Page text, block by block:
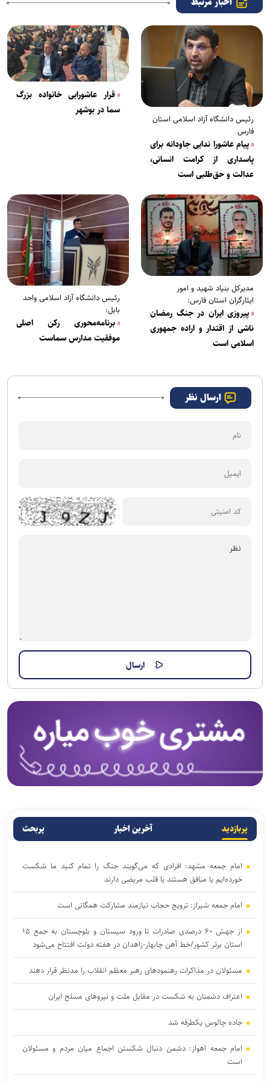
رئیس دانشگاه آزاد اسلامی استان
فارس
پیام عاشورا ندایی جاودانه برای
پاسداری از کرامت انسانی،
عدالت و حق‌طلبی است
قرار عاشورایی خانواده بزرگ
سما در بوشهر
مدیرکل بنیاد شهید و امور
ایثارگران استان فارس:
پیروزی ایران در جنگ رمضان
ناشی از اقتدار و اراده جمهوری
اسلامی است
رئیس دانشگاه آزاد اسلامی واحد
بابل:
برنامه‌محوری رکن اصلی
موفقیت مدارس سماست
ارسال نظر
پربازدید آخرین اخبار پربحث
امام جمعه مشهد: افرادی که می‌گویند جنگ را تمام کنید ما شکست
خورده‌ایم یا منافق هستند یا قلب مریضی دارند
امام جمعه شیراز: ترویج حجاب نیازمند مشارکت همگانی است
از جهش ۶۰ درصدی صادرات تا ورود سیستان و بلوچستان به جمع ۱۵
استان برتر کشور/خط آهن چابهار-زاهدان در هفته دولت افتتاح می‌شود
مسئولان در مذاکرات رهنمود‌های رهبر معظم انقلاب را مدنظر قرار دهند
اعتراف دشمنان به شکست در مقابل ملت و نیرو‌های مسلح ایران
جاده چالوس یکطرفه شد
امام جمعه اهواز: دشمن دنبال شکستن اجماع میان مردم و مسئولان
است